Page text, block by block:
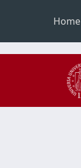
Home